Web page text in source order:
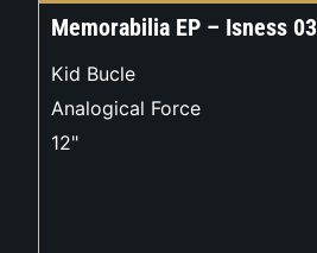
Memorabilia EP – Isness 03
Kid Bucle
Analogical Force
12"